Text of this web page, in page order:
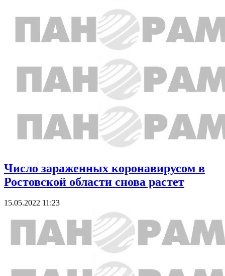
Число зараженных коронавирусом в
Ростовской области снова растет
15.05.2022 11:23